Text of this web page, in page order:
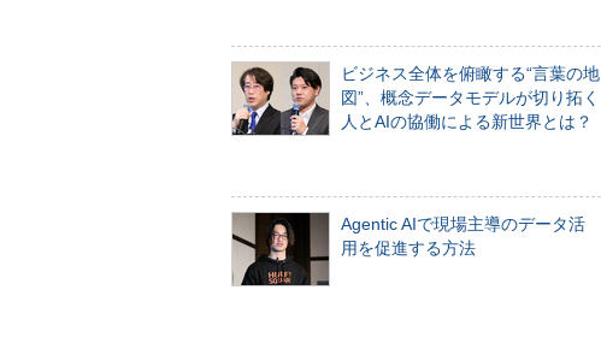
ビジネス全体を俯瞰する“言葉の地
図”、概念データモデルが切り拓く
人とAIの協働による新世界とは？
Agentic AIで現場主導のデータ活
用を促進する方法